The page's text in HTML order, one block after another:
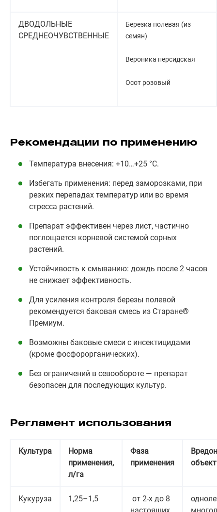
ДВОДОЛЬНЫЕ
СРЕДНЕОЧУВСТВЕННЫЕ
Березка полевая (из
семян)
Вероника персидская
Осот розовый
Рекомендации по применению
Температура внесения: +10…+25 °С.
Избегать применения: перед заморозками, при
резких перепадах температур или во время
стресса растений.
Препарат эффективен через лист, частично
поглощается корневой системой сорных
растений.
Устойчивость к смыванию: дождь после 2 часов
не снижает эффективность.
Для усиления контроля березы полевой
рекомендуется баковая смесь из Старане®
Премиум.
Возможны баковые смеси с инсектицидами
(кроме фосфорорганических).
Без ограничений в севообороте — препарат
безопасен для последующих культур.
Регламент использования
Культура
Норма
применения,
л/га
Фаза
применения
объект
Кукуруза 1,25–1,5
от 2-х до 8